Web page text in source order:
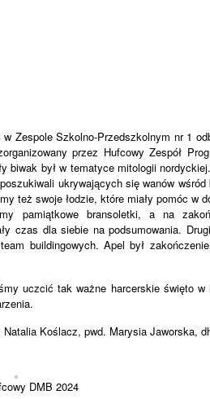
w Zespole Szkolno-Przedszkolnym nr 1
przez Hufcowy Zespół
biwak był w tematyce mitologii
ukrywających się wanów
też swoje łodzie, które miały pomóc w
pamiątkowe bransoletki, a na
czas dla siebie na podsumowania.
buildingowych. Apel był
uczcić tak ważne harcerskie święto
Koślacz, pwd. Marysia Jaworska,
DMB 2024